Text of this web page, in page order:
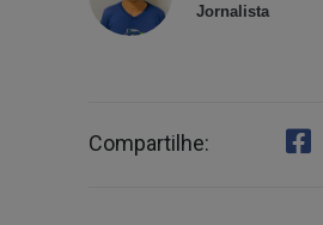
Jornalista
Compartilhe: